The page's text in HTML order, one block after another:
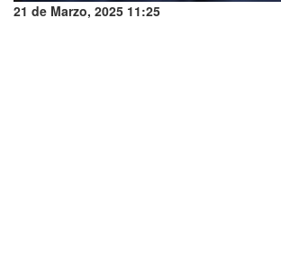
21 de Marzo, 2025 11:25